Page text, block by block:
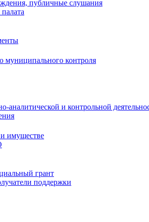
публичные слушания
муниципального контроля
аналитической и контрольной
имуществе
грант
поддержки